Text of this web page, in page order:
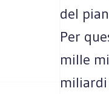
del
Per
mille
miliardi